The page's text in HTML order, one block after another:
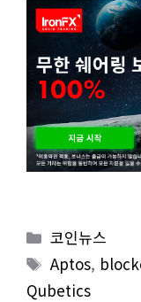
Categories
코인뉴스
Tags
Aptos,
Qubetics